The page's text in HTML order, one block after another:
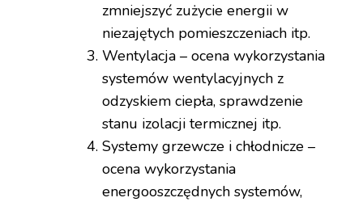
zmniejszyć zużycie energii w
niezajętych pomieszczeniach itp.
Wentylacja – ocena wykorzystania
systemów wentylacyjnych z
odzyskiem ciepła, sprawdzenie
stanu izolacji termicznej itp.
Systemy grzewcze i chłodnicze –
ocena wykorzystania
energooszczędnych systemów,